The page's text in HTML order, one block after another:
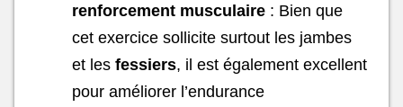
renforcement musculaire : Bien que
cet exercice sollicite surtout les jambes
et les fessiers, il est également excellent
pour améliorer l’endurance